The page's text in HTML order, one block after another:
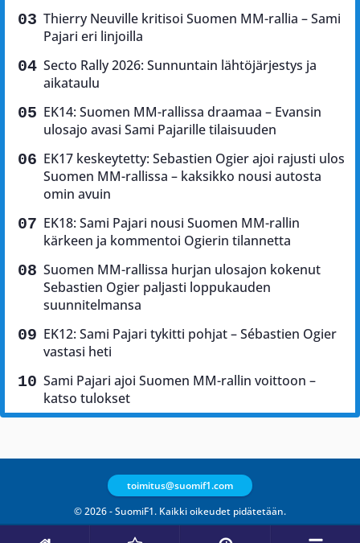
Thierry Neuville kritisoi Suomen MM-rallia – Sami
Pajari eri linjoilla
Secto Rally 2026: Sunnuntain lähtöjärjestys ja
aikataulu
EK14: Suomen MM-rallissa draamaa – Evansin
ulosajo avasi Sami Pajarille tilaisuuden
EK17 keskeytetty: Sebastien Ogier ajoi rajusti ulos
Suomen MM-rallissa – kaksikko nousi autosta
omin avuin
EK18: Sami Pajari nousi Suomen MM-rallin
kärkeen ja kommentoi Ogierin tilannetta
Suomen MM-rallissa hurjan ulosajon kokenut
Sebastien Ogier paljasti loppukauden
suunnitelmansa
EK12: Sami Pajari tykitti pohjat – Sébastien Ogier
vastasi heti
Sami Pajari ajoi Suomen MM-rallin voittoon –
katso tulokset
© 2026 - SuomiF1. Kaikki oikeudet pidätetään.
toimitus@suomif1.com